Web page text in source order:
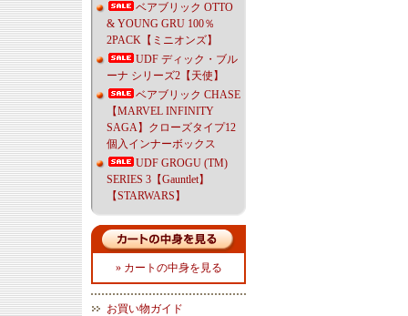
ベアブリック OTTO
& YOUNG GRU 100％
2PACK【ミニオンズ】
UDF ディック・ブル
ーナ シリーズ2【天使】
ベアブリック CHASE
【MARVEL INFINITY
SAGA】クローズタイプ12
個入インナーボックス
UDF GROGU (TM)
SERIES 3【Gauntlet】
【STARWARS】
» カートの中身を見る
お買い物ガイド